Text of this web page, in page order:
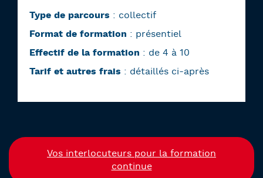
Type de parcours : collectif
Format de formation : présentiel
Effectif de la formation : de 4 à 10
Tarif et autres frais : détaillés ci-après
Vos interlocuteurs pour la formation
continue